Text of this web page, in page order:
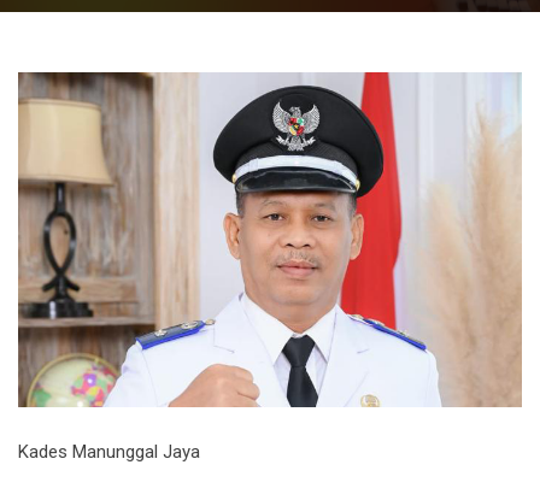
Kades Manunggal Jaya